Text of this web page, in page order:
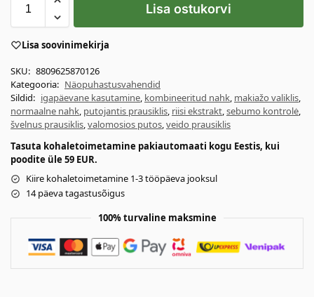
Lisa ostukorvi
Lisa soovinimekirja
SKU: 8809625870126
Kategooria: Näopuhastusvahendid
Sildid: igapäevane kasutamine, kombineeritud nahk, makiažo valiklis,
normaalne nahk, putojantis prausiklis, riisi ekstrakt,sebumo kontrolė,
švelnus prausiklis,valomosios putos,veido prausiklis
Tasuta kohaletoimetamine pakiautomaati kogu Eestis, kui
poodite üle 59 EUR.
Kiire kohaletoimetamine 1-3 tööpäeva jooksul
14 päeva tagastusõigus
100% turvaline maksmine